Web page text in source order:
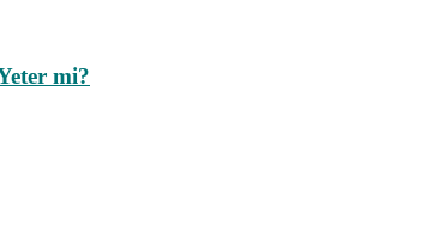
mi?